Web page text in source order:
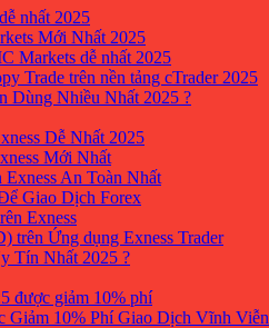
nhất 2025
Mới Nhất 2025
Markets dễ nhất 2025
Trade trên nền tảng cTrader 2025
Dùng Nhiều Nhất 2025 ?
Dễ Nhất 2025
Mới Nhất
An Toàn Nhất
Giao Dịch Forex
Exness
Ứng dụng Exness Trader
Tín Nhất 2025 ?
được giảm 10% phí
10% Phí Giao Dịch Vĩnh Viễn